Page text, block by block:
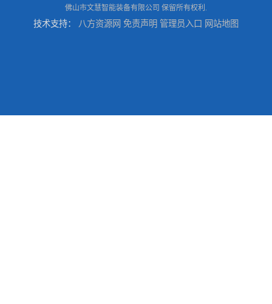
佛山市文慧智能装备有限公司 保留所有权利.
技术支持： 八方资源网 免责声明 管理员入口 网站地图